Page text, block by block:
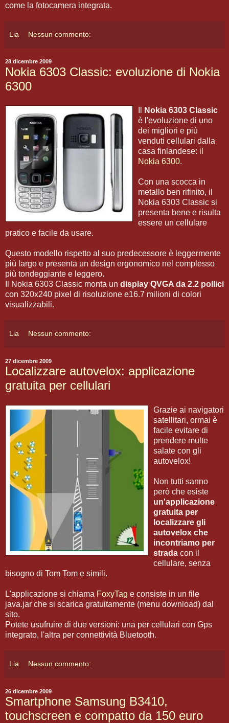
come la fotocamera integrata.
Lia Nessun commento:
28 dicembre 2009
Nokia 6303 Classic: evoluzione di Nokia
6300
Nokia 6303 Classic
è l'evoluzione di uno
dei migliori e più
venduti cellulari dalla
casa finlandese: il
Nokia 6300.
Con una scocca in
metallo ben rifinito, il
Nokia 6303 Classic si
presenta bene e risulta
essere un cellulare
pratico e facile da usare.
Questo modello rispetto al suo predecessore è leggermente
più largo e presenta un design ergonomico nel complesso
più tondeggiante e leggero.
Il Nokia 6303 Classic monta un display QVGA da 2.2 pollici
con 320x240 pixel di risoluzione e16.7 milioni di colori
visualizzabili.
Lia Nessun commento:
27 dicembre 2009
Localizzare autovelox: applicazione
gratuita per cellulari
Grazie ai navigatori
satellitari, ormai è
facile evitare di
prendere multe
salate con gli
autovelox!
Non tutti sanno
però che esiste
un'applicazione
gratuita per
localizzare gli
autovelox che
incontriamo per
strada con il
cellulare, senza
bisogno di Tom Tom e simili.
L'applicazione si chiama FoxyTag e consiste in un file
java.jar che si scarica gratuitamente (menu download) dal
sito.
Potete usufruire di due versioni: una per cellulari con Gps
integrato, l'altra per connettività Bluetooth.
Lia Nessun commento:
26 dicembre 2009
Smartphone Samsung B3410,
touchscreen e compatto da 150 euro